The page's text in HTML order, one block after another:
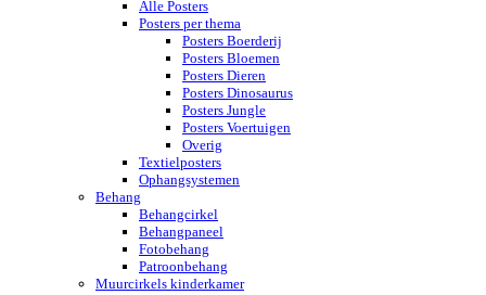
Alle Posters
Posters per thema
Posters Boerderij
Posters Bloemen
Posters Dieren
Posters Dinosaurus
Posters Jungle
Posters Voertuigen
Overig
Textielposters
Ophangsystemen
Behang
Behangcirkel
Behangpaneel
Fotobehang
Patroonbehang
Muurcirkels kinderkamer